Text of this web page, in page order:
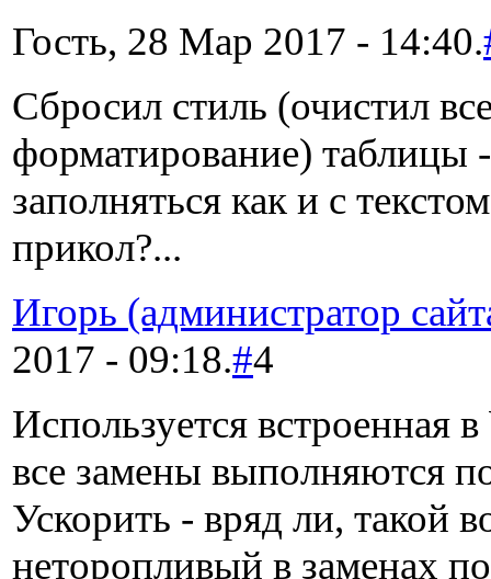
Гость, 28 Мар 2017 - 14:40.
Сбросил стиль (очистил
форматирование) таблицы
заполняться как и с
прикол?...
Игорь (администратор
2017 - 09:18.#4
Используется встроенная
все замены выполняются
Ускорить - вряд ли, такой
неторопливый в заменах